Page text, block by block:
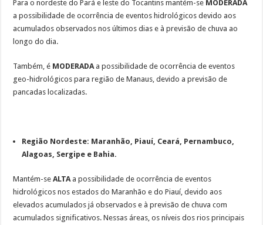
Para o nordeste do Pará e leste do Tocantins mantém-se MODERADA
a possibilidade de ocorrência de eventos hidrológicosdevido aos
acumulados observados nos últimos dias e à previsão de chuva ao
longo do dia.
Também, é MODERADA a possibilidadede ocorrência de eventos
geo-hidrológicos para região de Manaus, devido a previsão de
pancadas localizadas.
Região Nordeste: Maranhão, Piauí, Ceará, Pernambuco,
Alagoas, Sergipe e Bahia.
Mantém-se ALTA a possibilidade de ocorrência de eventos
hidrológicos nos estados do Maranhão e do Piauí, devido aos
elevados acumulados já observados e à previsão de chuva com
acumulados significativos. Nessas áreas, os níveis dos rios principais